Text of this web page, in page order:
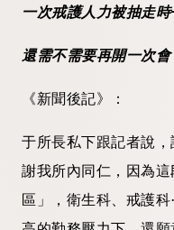
一次戒護人力被抽走
還需不需要再開一次會
《新聞後記》：
于所長私下跟記者說
謝我所內同仁，因為
區」，衛生科、戒護